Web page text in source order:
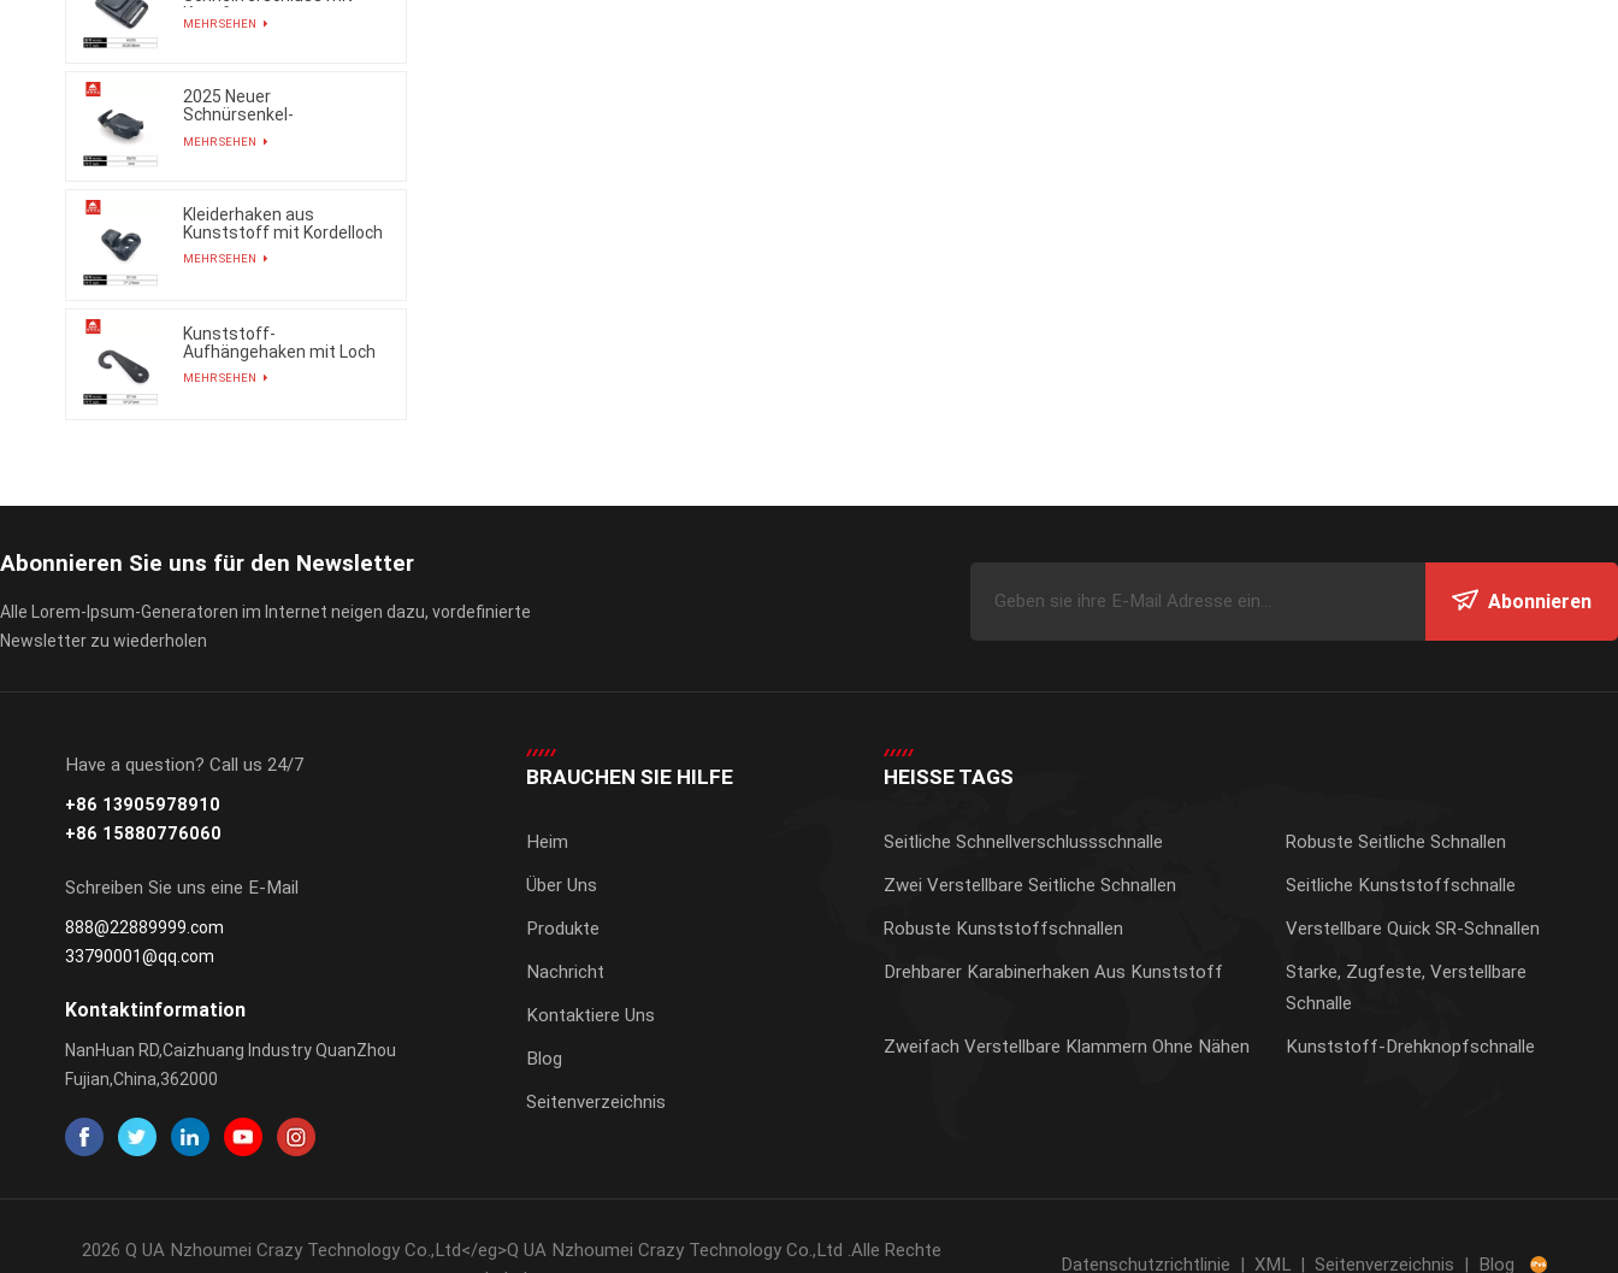
Knopf
MEHR SEHEN
2025 Neuer
Schnürsenkel-
MEHR SEHEN
Kleiderhaken aus
Kunststoff mit Kordelloch
MEHR SEHEN
Kunststoff-
Aufhängehaken mit Loch
MEHR SEHEN
Abonnieren Sie uns für den Newsletter
Alle Lorem-Ipsum-Generatoren im Internet neigen dazu, vordefinierte
Newsletter zu wiederholen
Abonnieren
Have a question? Call us 24/7
+86 13905978910
+86 15880776060
Schreiben Sie uns eine E-Mail
888@22889999.com
33790001@qq.com
Kontaktinformation
NanHuan RD,Caizhuang Industry QuanZhou
Fujian,China,362000
BRAUCHEN SIE HILFE
Heim
Über Uns
Produkte
Nachricht
Kontaktiere Uns
Blog
Seitenverzeichnis
HEISSE TAGS
Seitliche Schnellverschlussschnalle
Robuste Seitliche Schnallen
Zwei Verstellbare Seitliche Schnallen
Seitliche Kunststoffschnalle
Robuste Kunststoffschnallen
Verstellbare Quick SR-Schnallen
Drehbarer Karabinerhaken Aus Kunststoff
Starke, Zugfeste, Verstellbare
Schnalle
Zweifach Verstellbare Klammern Ohne Nähen
Kunststoff-Drehknopfschnalle
2026 Q UA Nzhoumei Crazy Technology Co.,Ltd</eg>Q UA Nzhoumei Crazy Technology Co.,Ltd .Alle Rechte
Datenschutzrichtlinie | XML | Seitenverzeichnis | Blog